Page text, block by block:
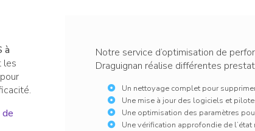
à
les
Notre service d’optimisation de
Draguignan réalise différentes
Un nettoyage complet pour
Une mise à jour des logiciels et
Une optimisation des paramètres
Une vérification approfondie de l’état